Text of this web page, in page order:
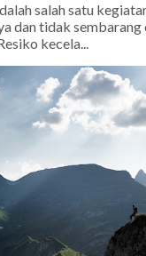
salah satu
dan tidak sembarang
kecela...